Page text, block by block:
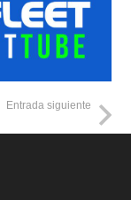
Entrada siguiente